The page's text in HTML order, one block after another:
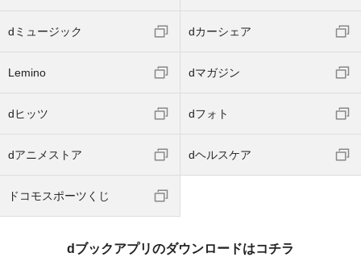
dミュージック dカーシェア
Lemino dマガジン
dヒッツ dフォト
dアニメストア dヘルスケア
ドコモスポーツくじ
dブックアプリのダウンロードはコチラ